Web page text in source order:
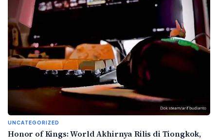
UNCATEGORIZED
Honor of Kings: World Akhirnya Rilis di Tiongkok,